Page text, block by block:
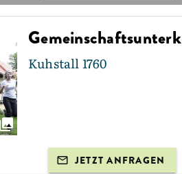
Kuhstall 1760
JETZT ANFRAGEN